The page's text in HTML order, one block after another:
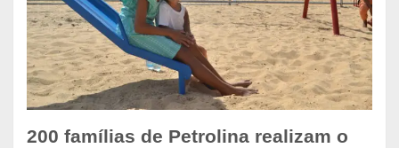
200 famílias de Petrolina realizam o